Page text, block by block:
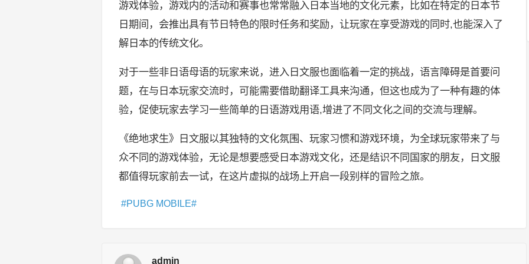
游戏体验，游戏内的活动和赛事也常常融入日本当地的文化元素，比如在特定的日本节
日期间，会推出具有节日特色的限时任务和奖励，让玩家在享受游戏的同时,也能深入了
解日本的传统文化。
对于一些非日语母语的玩家来说，进入日文服也面临着一定的挑战，语言障碍是首要问
题，在与日本玩家交流时，可能需要借助翻译工具来沟通，但这也成为了一种有趣的体
验，促使玩家去学习一些简单的日语游戏用语,增进了不同文化之间的交流与理解。
《绝地求生》日文服以其独特的文化氛围、玩家习惯和游戏环境，为全球玩家带来了与
众不同的游戏体验，无论是想要感受日本游戏文化，还是结识不同国家的朋友，日文服
都值得玩家前去一试，在这片虚拟的战场上开启一段别样的冒险之旅。
PUBG MOBILE
admin